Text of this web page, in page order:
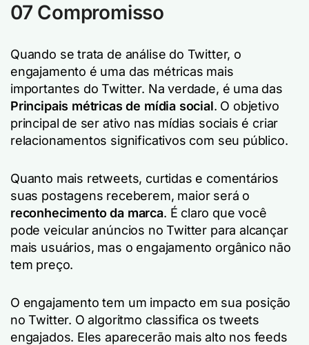
07 Compromisso
Quando se trata de análise do Twitter, o
engajamento é uma das métricas mais
importantes do Twitter. Na verdade, é uma das
Principais métricas de mídia social. O objetivo
principal de ser ativo nas mídias sociais é criar
relacionamentos significativos com seu público.
Quanto mais retweets, curtidas e comentários
suas postagens receberem, maior será o
reconhecimento da marca. É claro que você
pode veicular anúncios no Twitter para alcançar
mais usuários, mas o engajamento orgânico não
tem preço.
O engajamento tem um impacto em sua posição
no Twitter. O algoritmo classifica os tweets
engajados. Eles aparecerão mais alto nos feeds